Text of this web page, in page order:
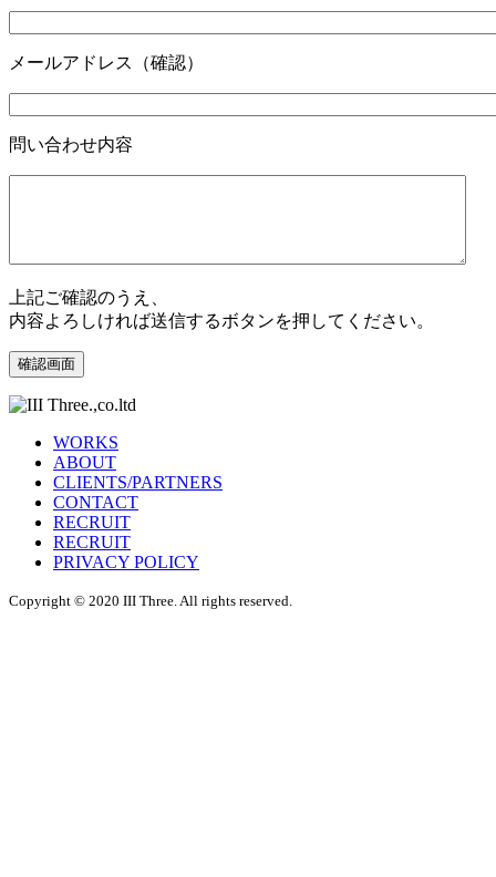
メールアドレス（確認）
問い合わせ内容
上記ご確認のうえ、
内容よろしければ送信するボタンを押してください。
WORKS
ABOUT
CLIENTS/PARTNERS
CONTACT
RECRUIT
RECRUIT
PRIVACY POLICY
Copyright © 2020 III Three. All rights reserved.